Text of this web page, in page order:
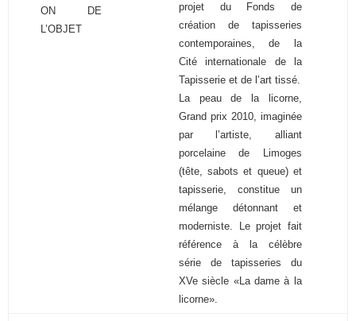
ON DE
L’OBJET
projet du Fonds de
création de tapisseries
contemporaines, de la
Cité internationale de la
Tapisserie et de l’art tissé.
La peau de la licorne,
Grand prix 2010, imaginée
par l’artiste, alliant
porcelaine de Limoges
(tête, sabots et queue) et
tapisserie, constitue un
mélange détonnant et
moderniste. Le projet fait
référence à la célèbre
série de tapisseries du
XVe siècle «La dame à la
licorne».